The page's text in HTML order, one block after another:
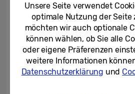
durch eine Steigerung des
Speicherprodukten mit
Wertschöpfung, die auf
zugeschnitten sind. Das
erwartet für das vierte
starken Halbleitermarkt,
Unsere Seite verwendet
optimale Nutzung der Seite
möchten wir auch optionale
können wählen, ob Sie alle
oder eigene Präferenzen
weitere Informationen
Datenschutzerklärung und